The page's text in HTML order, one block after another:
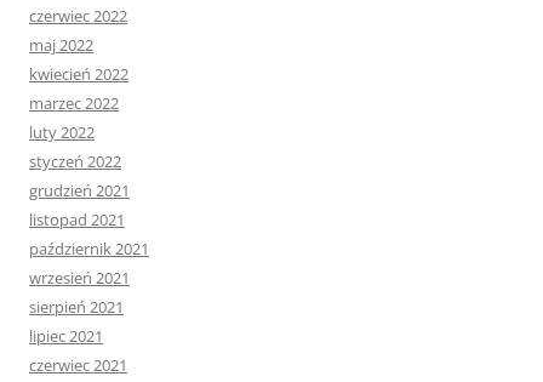
czerwiec 2022
maj 2022
kwiecień 2022
marzec 2022
luty 2022
styczeń 2022
grudzień 2021
listopad 2021
październik 2021
wrzesień 2021
sierpień 2021
lipiec 2021
czerwiec 2021